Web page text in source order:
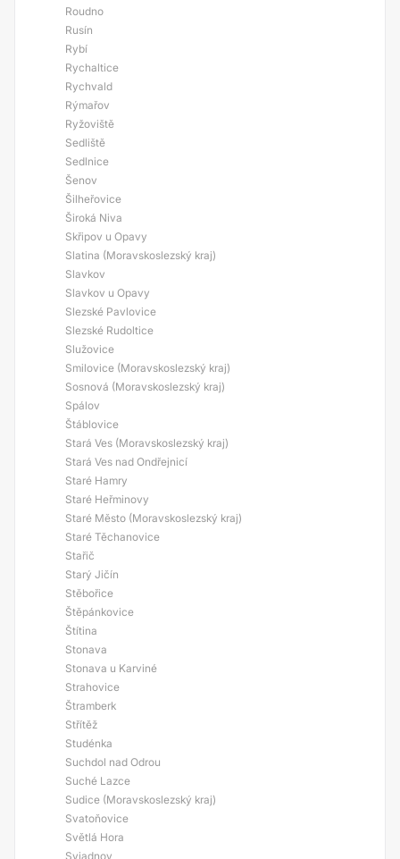
Roudno
Rusín
Rybí
Rychaltice
Rychvald
Rýmařov
Ryžoviště
Sedliště
Sedlnice
Šenov
Šilheřovice
Široká Niva
Skřipov u Opavy
Slatina (Moravskoslezský kraj)
Slavkov
Slavkov u Opavy
Slezské Pavlovice
Slezské Rudoltice
Služovice
Smilovice (Moravskoslezský kraj)
Sosnová (Moravskoslezský kraj)
Spálov
Štáblovice
Stará Ves (Moravskoslezský kraj)
Stará Ves nad Ondřejnicí
Staré Hamry
Staré Heřminovy
Staré Město (Moravskoslezský kraj)
Staré Těchanovice
Stařič
Starý Jičín
Stěbořice
Štěpánkovice
Štítina
Stonava
Stonava u Karviné
Strahovice
Štramberk
Střítěž
Studénka
Suchdol nad Odrou
Suché Lazce
Sudice (Moravskoslezský kraj)
Svatoňovice
Světlá Hora
Sviadnov